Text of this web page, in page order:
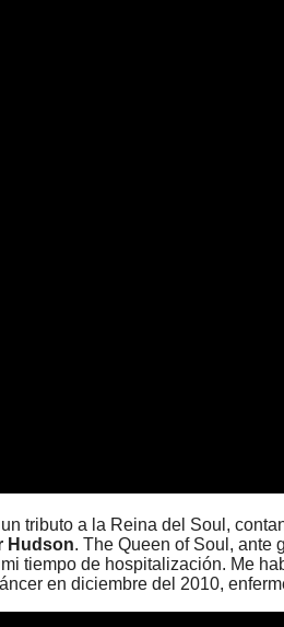
tributo a la Reina del Soul,
Hudson. The Queen of Soul, ante
tiempo de hospitalización. Me
en diciembre del 2010,